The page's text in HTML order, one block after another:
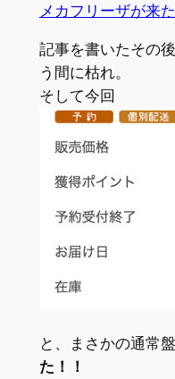
メカフリーザが来た
記事を書いたその
う間に枯れ。
そして今回
と、まさかの通常
た！！